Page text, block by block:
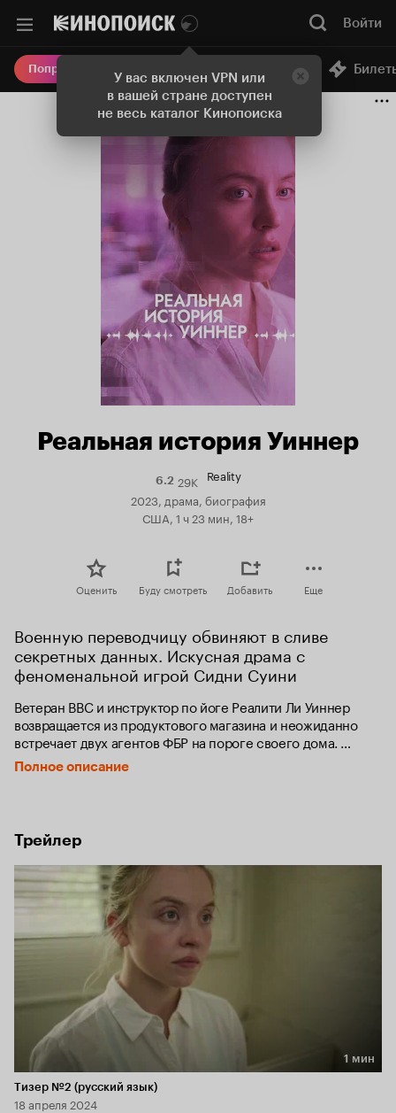
У вас включен VPN или
в вашей стране доступен
не весь каталог Кинопоиска
Войти
Попробовать Плюс Онлайн-кинотеатр
Реальная история Уиннер
6.2Рейтинг
Кинопоиска
6.2
29K Reality
2023, драма, биография
США, 1 ч 23 мин, 18+
Оценить Буду смотреть Добавить Еще
Военную переводчицу обвиняют в сливе
секретных данных. Искусная драма с
феноменальной игрой Сидни Суини
Ветеран ВВС и инструктор по йоге Реалити Ли Уиннер
возвращается из продуктового магазина и неожиданно
встречает двух агентов ФБР на пороге своего дома.
Бывшая специалистка американской разведки
подозревается в незаконной передаче секретной
Полное описание
Трейлер
Длительность 1 мин
1 мин
Тизер №2 (русский язык)
18 апреля 2024